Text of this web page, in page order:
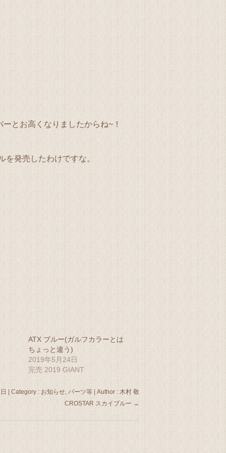
とお高くなりましたからね~！
発売したわけですな。
ATX ブルー(ガルフカラーとは
ちょっと違う)
2019年5月24日
完売 2019 GIANT
| Category : お知らせ パーツ等 | Author : 木村 敬
CROSTAR スカイブルー →